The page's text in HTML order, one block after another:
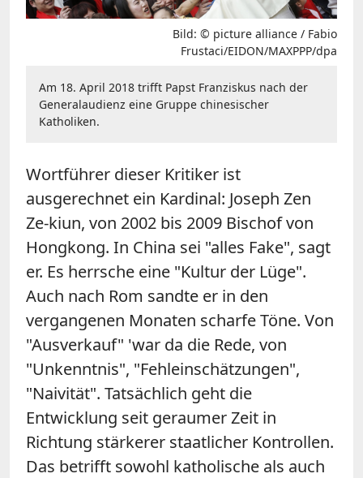
Bild: © picture alliance / Fabio
Frustaci/EIDON/MAXPPP/dpa
Am 18. April 2018 trifft Papst Franziskus nach der
Generalaudienz eine Gruppe chinesischer
Katholiken.
Wortführer dieser Kritiker ist
ausgerechnet ein Kardinal: Joseph Zen
Ze-kiun, von 2002 bis 2009 Bischof von
Hongkong. In China sei "alles Fake", sagt
er. Es herrsche eine "Kultur der Lüge".
Auch nach Rom sandte er in den
vergangenen Monaten scharfe Töne. Von
"Ausverkauf" 'war da die Rede, von
"Unkenntnis", "Fehleinschätzungen",
"Naivität". Tatsächlich geht die
Entwicklung seit geraumer Zeit in
Richtung stärkerer staatlicher Kontrollen.
Das betrifft sowohl katholische als auch